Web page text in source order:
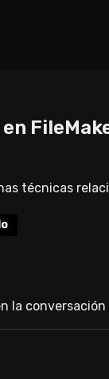
técnicas
la conversación